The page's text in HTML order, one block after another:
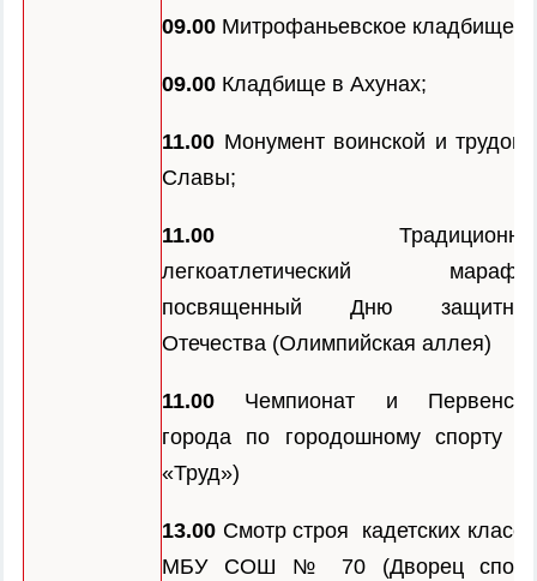
09.00 Митрофаньевское кладбище;
09.00 Кладбище в Ахунах;
11.00 Монумент воинской и
Славы;
11.00
легкоатлетический
посвященный Дню
Отечества (Олимпийская аллея)
11.00 Чемпионат и
города по городошному спорту
«Труд»)
13.00 Смотр строя кадетских
МБУ СОШ № 70 (Дворец